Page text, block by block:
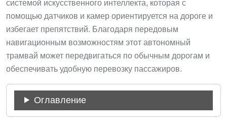
системой искусственного интеллекта, которая с
помощью датчиков и камер ориентируется на дороге и
избегает препятствий. Благодаря передовым
навигационным возможностям этот автономный
трамвай может передвигаться по обычным дорогам и
обеспечивать удобную перевозку пассажиров.
Оглавление